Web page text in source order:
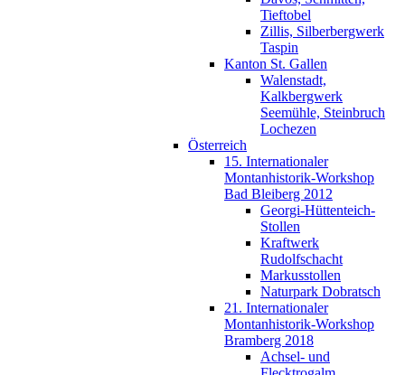
Tieftobel
Zillis, Silberbergwerk
Taspin
Kanton St. Gallen
Walenstadt,
Kalkbergwerk
Seemühle, Steinbruch
Lochezen
Österreich
15. Internationaler
Montanhistorik-Workshop
Bad Bleiberg 2012
Georgi-Hüttenteich-
Stollen
Kraftwerk
Rudolfschacht
Markusstollen
Naturpark Dobratsch
21. Internationaler
Montanhistorik-Workshop
Bramberg 2018
Achsel- und